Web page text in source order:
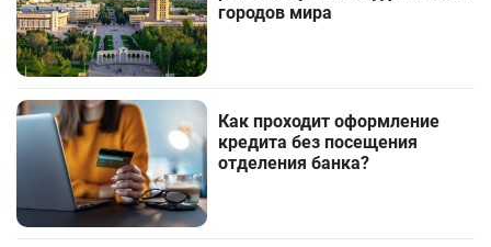
городов мира
Как проходит оформление
кредита без посещения
отделения банка?